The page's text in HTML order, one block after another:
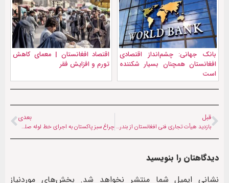
بانک جهانی: چشم‌انداز اقتصادی
افغانستان همچنان بسیار شکننده
است
اقتصاد افغانستان | معمای کاهش
تورم و افزایش فقر
قبل
بازدید هیأت تجاری فنی افغانستان از بندر چابهار
بعدی
چراغ سبز پاکستان به اجرای خط لوله صلح از مرز مشترک با ایران تا بندر گوادر
دیدگاهتان را بنویسید
نشانی ایمیل شما منتشر نخواهد شد. بخش‌های موردنیاز